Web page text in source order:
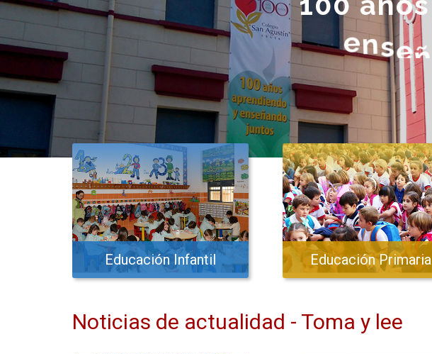
enseñ
Educación Infantil Educación Primaria
Noticias de actualidad - Toma y lee